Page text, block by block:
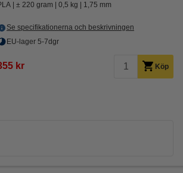
± 220 gram 0,5 kg 1,75 mm
Se specifikationerna och beskrivningen
EU-lager 5-7dgr
kr Köp